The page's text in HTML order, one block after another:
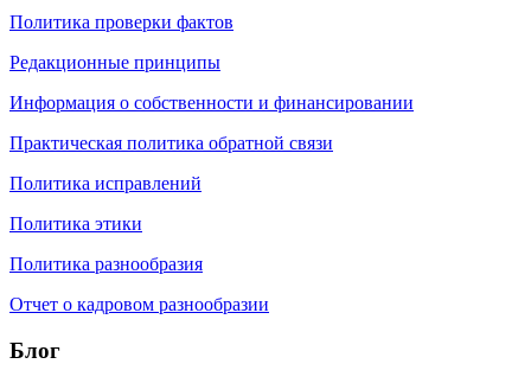
Политика проверки фактов
Редакционные принципы
Информация о собственности и финансировании
Практическая политика обратной связи
Политика исправлений
Политика этики
Политика разнообразия
Отчет о кадровом разнообразии
Блог